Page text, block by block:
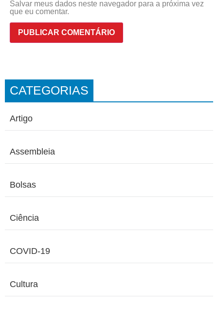
Salvar meus dados neste navegador para a próxima vez
que eu comentar.
CATEGORIAS
Artigo
Assembleia
Bolsas
Ciência
COVID-19
Cultura